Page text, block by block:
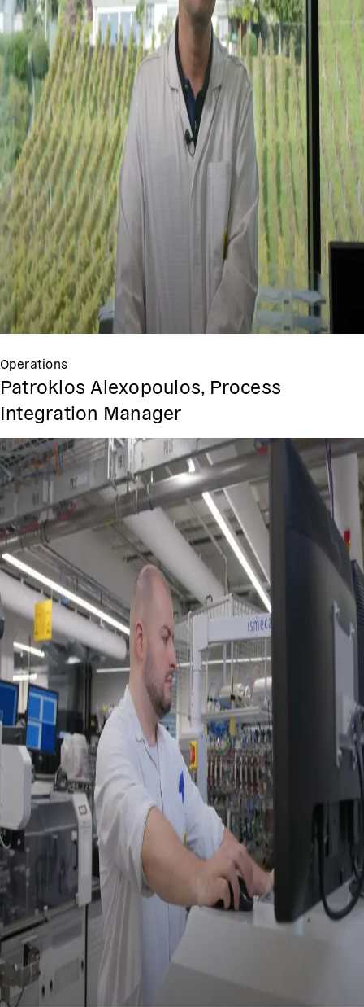
Operations
Patroklos Alexopoulos, Process
Integration Manager